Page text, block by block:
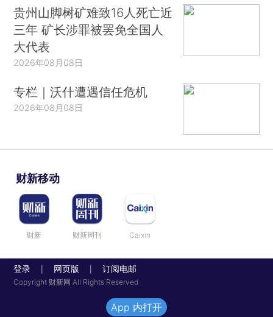
贵州山脚树矿难致16人死亡近
三年 矿长涉罪被罢免全国人
大代表
2026年08月08日
专栏｜沃什遭遇信任危机
2026年08月08日
财新移动
财新 财新周刊 Caixin
登录 网页版 订阅电邮
Copyright 财新网 All Rights Reserved
App 内打开